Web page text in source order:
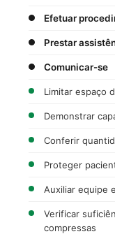
Efetuar
Prestar
Comunicar-se
Limitar espaço
Demonstrar
Conferir
Proteger
Auxiliar equipe
Verificar
compressas